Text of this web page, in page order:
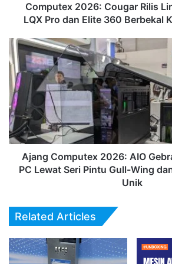
Berbekal
Kipas
VRX
PWM
Computex 2026: Cougar Rilis
LQX Pro dan Elite 360 Berbekal
Ajang
Computex
2026:
AIO
Gebrak
Pasar
Casing
PC
Lewat
Pintu
dan
Kipas
Majemuk
Unik
Ajang Computex 2026: AIO
PC Lewat Seri Pintu Gull-Wing
Unik
Related Articles